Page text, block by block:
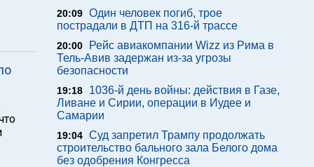
20:09 Один человек погиб, трое
пострадали в ДТП на 316-й трассе
20:00
Рейс авиакомпании Wizz из Рима в
Тель-Авив задержан из-за угрозы
безопасности
19:18
1036-й день войны: действия в Газе,
Ливане и Сирии, операции в Иудее и
Самарии
19:04 Суд запретил Трампу продолжать
строительство бального зала Белого дома
без одобрения Конгресса